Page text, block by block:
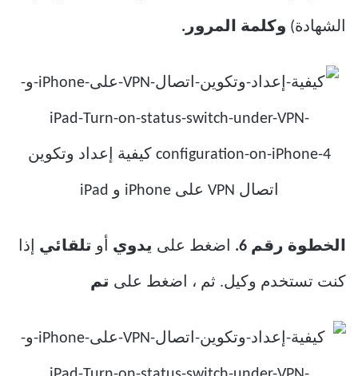
الشهادة) وكلمة المرور.
الخطوة رقم 6. اضغط على يدوي أو تلقائي إذا
كنت تستخدم وكيل. ثم ، اضغط على تم